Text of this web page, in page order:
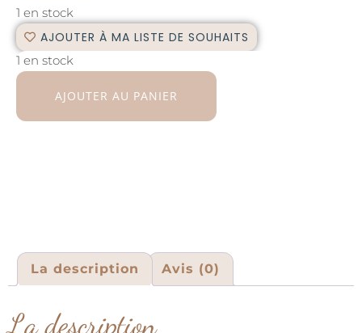
1 en stock
AJOUTER À MA LISTE DE SOUHAITS
1 en stock
AJOUTER AU PANIER
La description Avis (0)
La description